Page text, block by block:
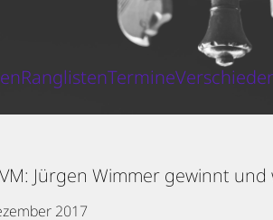
RanglistenTermine
Jürgen Wimmer gewinnt
2017